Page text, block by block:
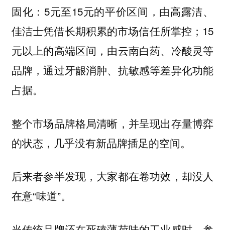
固化：5元至15元的平价区间，由高露洁、
佳洁士凭借长期积累的市场信任所掌控；15
元以上的高端区间，由云南白药、冷酸灵等
品牌，通过牙龈消肿、抗敏感等差异化功能
占据。
整个市场品牌格局清晰，并呈现出存量博弈
的状态，几乎没有新品牌插足的空间。
后来者参半发现，大家都在卷功效，却没人
在意“味道”。